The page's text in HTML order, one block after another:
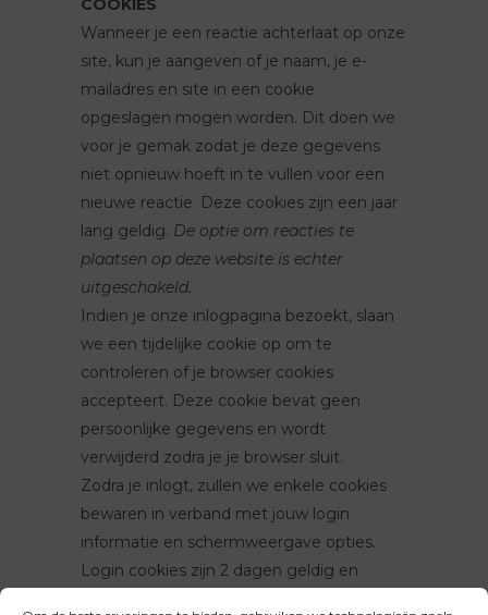
COOKIES
Wanneer je een reactie achterlaat op onze
site, kun je aangeven of je naam, je e-
mailadres en site in een cookie
opgeslagen mogen worden. Dit doen we
voor je gemak zodat je deze gegevens
niet opnieuw hoeft in te vullen voor een
nieuwe reactie. Deze cookies zijn een jaar
lang geldig. De optie om reacties te
plaatsen op deze website is echter
uitgeschakeld.
Indien je onze inlogpagina bezoekt, slaan
we een tijdelijke cookie op om te
controleren of je browser cookies
accepteert. Deze cookie bevat geen
persoonlijke gegevens en wordt
verwijderd zodra je je browser sluit.
Zodra je inlogt, zullen we enkele cookies
bewaren in verband met jouw login
informatie en schermweergave opties.
Login cookies zijn 2 dagen geldig en